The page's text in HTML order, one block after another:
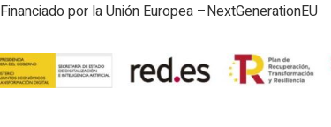
Financiado por la Unión Europea –NextGenerationEU